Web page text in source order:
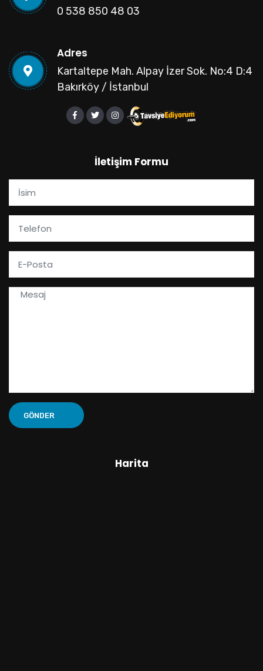
0 538 850 48 03
Adres
Kartaltepe Mah. Alpay İzer Sok. No:4 D:4
Bakırköy / İstanbul
İletişim Formu
Harita